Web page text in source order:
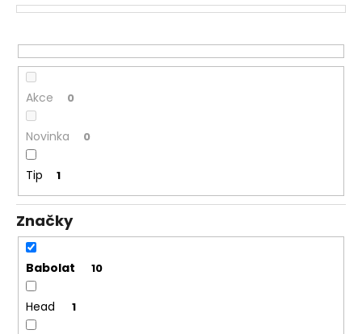
k
t
ů
Akce 0
Novinka 0
Tip 1
Značky
Babolat 10
Head 1
a
j
í
?
D
p
o